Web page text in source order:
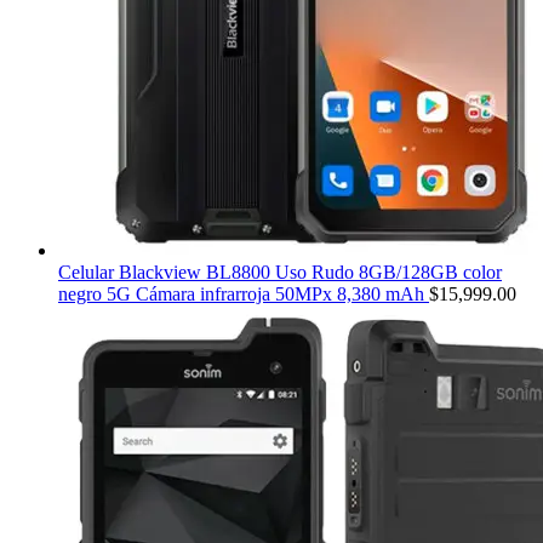
Celular Blackview BL8800 Uso Rudo 8GB/128GB color
negro 5G Cámara infrarroja 50MPx 8,380 mAh $15,999.00